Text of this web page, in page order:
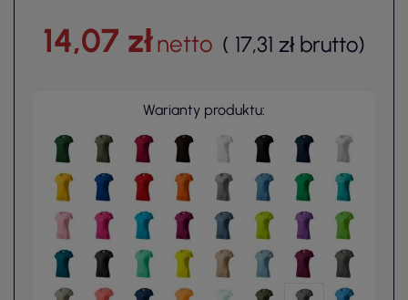
14,07 złnetto ( 17,31 zł brutto)
Warianty produktu: